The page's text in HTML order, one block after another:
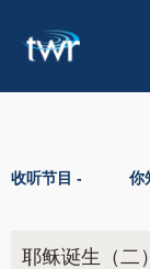
收听节目 - 你
耶稣诞生（二）